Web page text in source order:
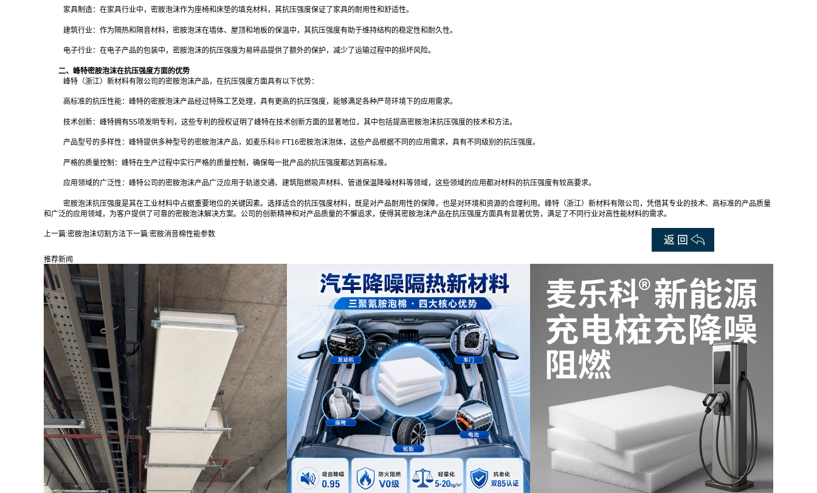
家具制造：在家具行业中，密胺泡沫作为座椅和床垫的填充材料，其抗压强度保证了家具的耐用性和舒适性。
建筑行业：作为隔热和隔音材料，密胺泡沫在墙体、屋顶和地板的保温中，其抗压强度有助于维持结构的稳定性和耐久性。
电子行业：在电子产品的包装中，密胺泡沫的抗压强度为易碎品提供了额外的保护，减少了运输过程中的损坏风险。
二、峰特密胺泡沫在抗压强度方面的优势
峰特（浙江）新材料有限公司的密胺泡沫产品，在抗压强度方面具有以下优势：
高标准的抗压性能：峰特的密胺泡沫产品经过特殊工艺处理，具有更高的抗压强度，能够满足各种严苛环境下的应用需求。
技术创新：峰特拥有55项发明专利，这些专利的授权证明了峰特在技术创新方面的显著地位，其中包括提高密胺泡沫抗压强度的技术和方法。
产品型号的多样性：峰特提供多种型号的密胺泡沫产品，如麦乐科® FT16密胺泡沫泡体，这些产品根据不同的应用需求，具有不同级别的抗压强度。
严格的质量控制：峰特在生产过程中实行严格的质量控制，确保每一批产品的抗压强度都达到高标准。
应用领域的广泛性：峰特公司的密胺泡沫产品广泛应用于轨道交通、建筑阻燃吸声材料、管道保温降噪材料等领域，这些领域的应用都对材料的抗压强度有较高要求。
密胺泡沫抗压强度是其在工业材料中占据重要地位的关键因素。选择适合的抗压强度材料，既是对产品耐用性的保障，也是对环境和资源的合理利用。峰特（浙江）新材料有限公司，凭借其专业的技术、高标准的产品质量
和广泛的应用领域，为客户提供了可靠的密胺泡沫解决方案。公司的创新精神和对产品质量的不懈追求，使得其密胺泡沫产品在抗压强度方面具有显著优势，满足了不同行业对高性能材料的需求。
上一篇:密胺泡沫切割方法 下一篇:密胺消音棉性能参数
推荐新闻